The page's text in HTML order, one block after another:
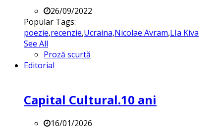
26/09/2022
Popular Tags:
poezie,recenzie,Ucraina,Nicolae Avram,LIa Kiva
See All
Proză scurtă
Editorial
Capital Cultural.10 ani
16/01/2026